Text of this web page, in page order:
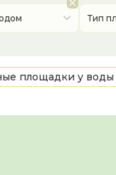
Тип
площадки у воды